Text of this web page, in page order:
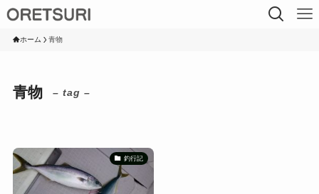
ホーム 青物
青物 – tag –
釣行記